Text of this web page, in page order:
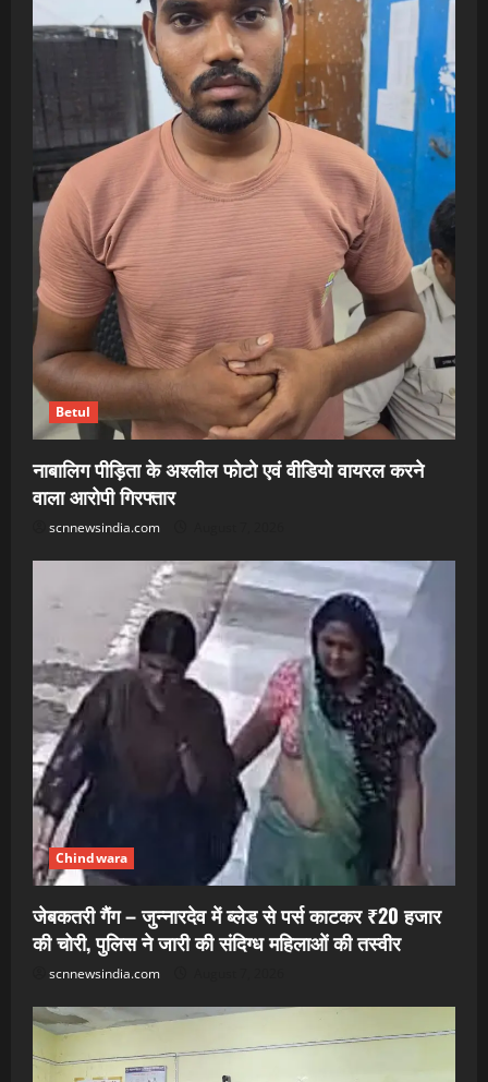
Betul
नाबालिग पीड़िता के अश्लील फोटो एवं वीडियो वायरल करने
वाला आरोपी गिरफ्तार
scnnewsindia.com
Chindwara
जेबकतरी गैंग – जुन्नारदेव में ब्लेड से पर्स काटकर ₹20 हजार
की चोरी, पुलिस ने जारी की संदिग्ध महिलाओं की तस्वीर
scnnewsindia.com